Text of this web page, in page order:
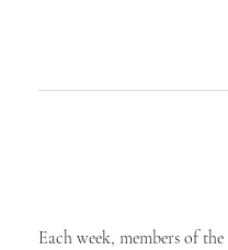
Each week, members of the